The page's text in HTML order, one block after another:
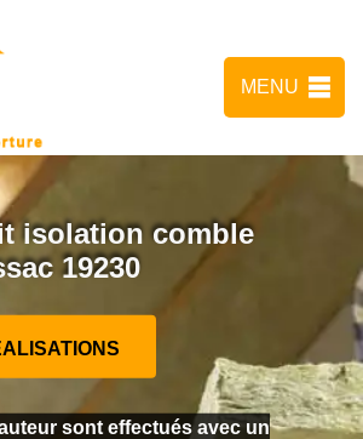
MENU
isolation comble
19230
sont effectués avec un